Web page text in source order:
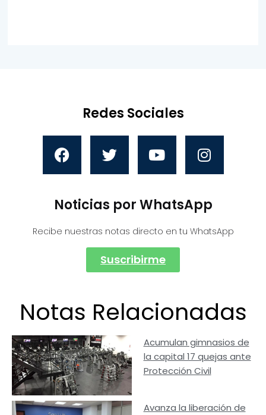
Redes Sociales
Noticias por WhatsApp
Recibe nuestras notas directo en tu WhatsApp
Suscribirme
Notas Relacionadas
Acumulan gimnasios de
la capital 17 quejas ante
Protección Civil
Avanza la liberación de